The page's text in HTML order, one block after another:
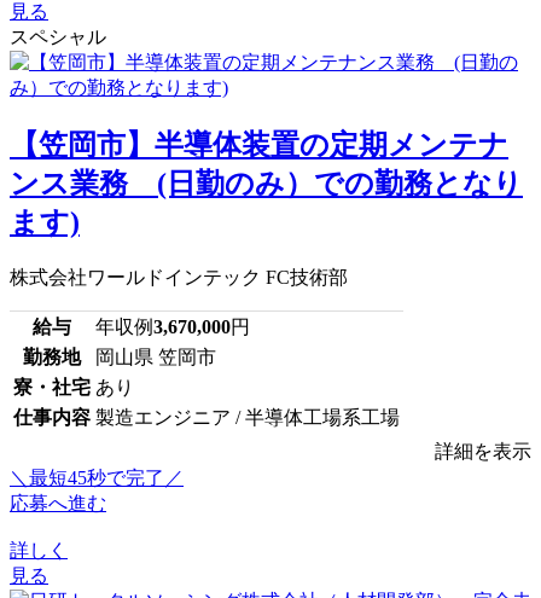
見る
スペシャル
【笠岡市】半導体装置の定期メンテナ
ンス業務 (日勤のみ）での勤務となり
ます)
株式会社ワールドインテック FC技術部
給与 年収例3,670,000円
勤務地
岡山県 笠岡市
寮・社宅 あり
仕事内容 製造エンジニア / 半導体工場系工場
詳細を表示
＼最短45秒で完了／
応募へ進む
詳しく
見る